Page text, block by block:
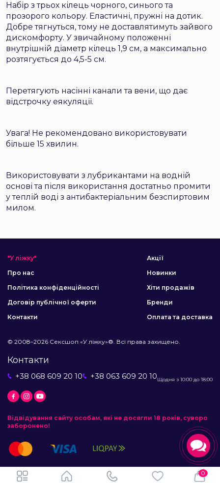
Набір з трьох кілець чорного, синього та
прозорого кольору. Еластичні, пружні на дотик.
Добре тягнуться, тому не доставлятимуть зайвого
дискомфорту. У звичайному положенні
внутрішній діаметр кілець 1,9 см, а максимально
розтягується до 4,5-5 см.
Перетягують насінні канали та вени, що дає
відстрочку еякуляції.
Увага! Не рекомендовано використовувати
більше 15 хвилин.
Використовувати з лубрикантами на водній
основі та після використання достатньо промити
у теплій воді з антибактеріальним безспиртовим
милом.
"У ліжку"
Про нас
Політика конфіденційності
Договір публічної оферти
Контакти
Акції
Новинки
Хіти продажів
Бренди
Оплата та доставка
© 2008–2026 Сексшоп «У ліжку»®. Всі права захищено.
Контакти
+38 068 609 20 10 +38 063 609 20 10Щодня з 10:00 до 18:00
Відвідування сайту особам, які не досягли 18 років, суворо
заборонено!
0